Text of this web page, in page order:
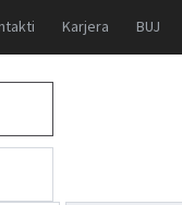
Karjera BUJ